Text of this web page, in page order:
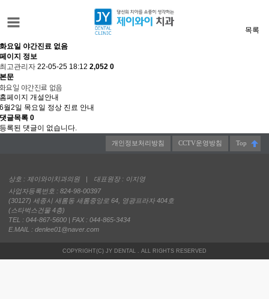
목록
화요일 야간진료 없음
페이지 정보
최고관리자 22-05-25 18:12 2,052 0
본문
화요일 야간진료 없음
홈페이지 개설안내
6월2일 목요일 정상 진료 안내
댓글목록 0
등록된 댓글이 없습니다.
개인정보처리방침 CCTV운영방침 Top
상호 : 제이와이치과의원 |
대표원장 : 이지영
사업자등록번호 : 824-98-00397
(30127) 세종시 새롬동 새롬중앙로 64, 영광프라자 404호
(스타벅스건물 4층)
TEL : 044-867-5600 | FAX : 044-865-3434
E.MAIL : denlee01@naver.com
COPYRIGHT(C) JY DENTAL . ALL RIGHTS RESERVED